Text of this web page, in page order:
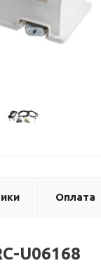
Оплата
U06168